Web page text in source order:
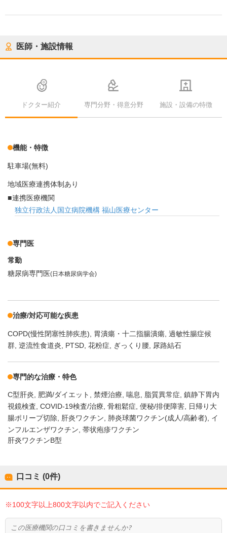
医師・施設情報
ドクター紹介 専門分野・得意分野 施設・設備の特徴
機能・特徴
駐車場(無料)
地域医療連携体制あり
連携医療機関
独立行政法人国立病院機構 福山医療センター
専門医
常勤
糖尿病専門医(日本糖尿病学会)
治療/対応可能な疾患
COPD(慢性閉塞性肺疾患) 胃潰瘍・十二指腸潰瘍 過敏性腸症候
群 逆流性食道炎 PTSD 花粉症 ぎっくり腰 尿路結石
専門的な治療・特色
C型肝炎 肥満/ダイエット 禁煙治療 喘息 脂質異常症 鎮静下胃内
視鏡検査 COVID-19検査/治療 骨粗鬆症 便秘/排便障害
日帰り大
腸ポリープ切除
肝炎ワクチン 肺炎球菌ワクチン(成人/高齢者)
イ
ンフルエンザワクチン 帯状疱疹ワクチン
肝炎ワクチンB型
口コミ (0件)
※100文字以上800文字以内でご記入ください